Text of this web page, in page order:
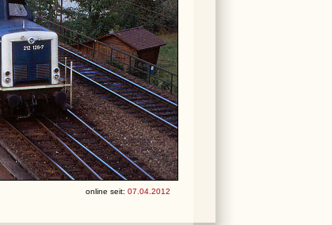
online seit: 07.04.2012